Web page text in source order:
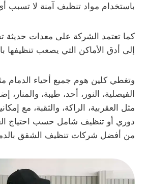
باستخدام مواد تنظيف آمنة لا تسبب
كما تعتمد الشركة على معدات حديثة
إلى أدق الأماكن التي يصعب تنظيفها
وتغطي كلين هوم جميع أحياء الدمام
الفيصلية، النور، أحد، طيبة، والمنار،
مثل العقربية، الراكة، والثقبة، مع
دوري أو تنظيف شامل حسب احتياج
من أفضل شركات تنظيف الشقق